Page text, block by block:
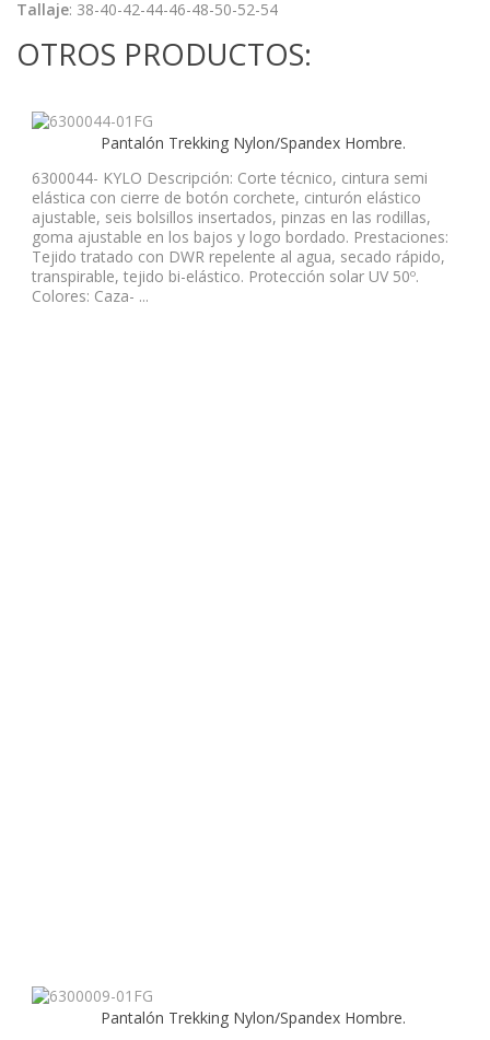
Tallaje: 38-40-42-44-46-48-50-52-54
OTROS PRODUCTOS:
Pantalón Trekking Nylon/Spandex Hombre.
6300044- KYLO Descripción: Corte técnico, cintura semi
elástica con cierre de botón corchete, cinturón elástico
ajustable, seis bolsillos insertados, pinzas en las rodillas,
goma ajustable en los bajos y logo bordado. Prestaciones:
Tejido tratado con DWR repelente al agua, secado rápido,
transpirable, tejido bi-elástico. Protección solar UV 50º.
Colores: Caza- ...
Pantalón Trekking Nylon/Spandex Hombre.